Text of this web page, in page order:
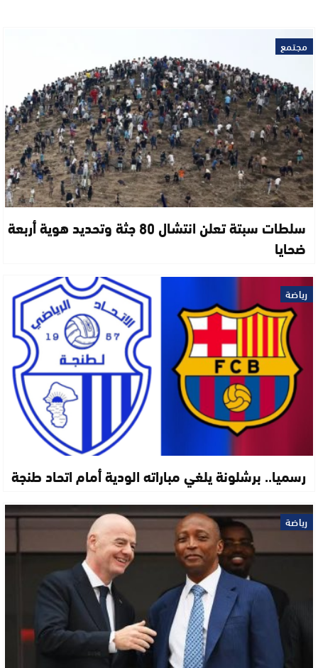
مجتمع
سلطات سبتة تعلن انتشال 80 جثة وتحديد هوية أربعة
ضحايا
رياضة
رسميا.. برشلونة يلغي مباراته الودية أمام اتحاد طنجة
رياضة